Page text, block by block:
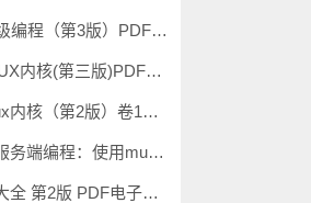
第3版）PDF电子书 [21MB]
(第三版)PDF电子书 [58MB]
卷1：基础架构》笨叔 PDF电子书 [399MB]
muduo C++网络库PDF电子书 [141MB]
2版 PDF电子书 [38MB]